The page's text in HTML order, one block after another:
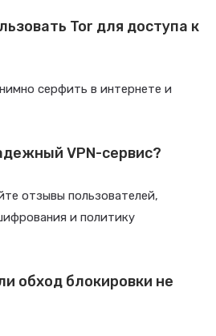
Tor для доступа к
серфить в интернете и
VPN-сервис?
отзывы пользователей,
и политику
обход блокировки не